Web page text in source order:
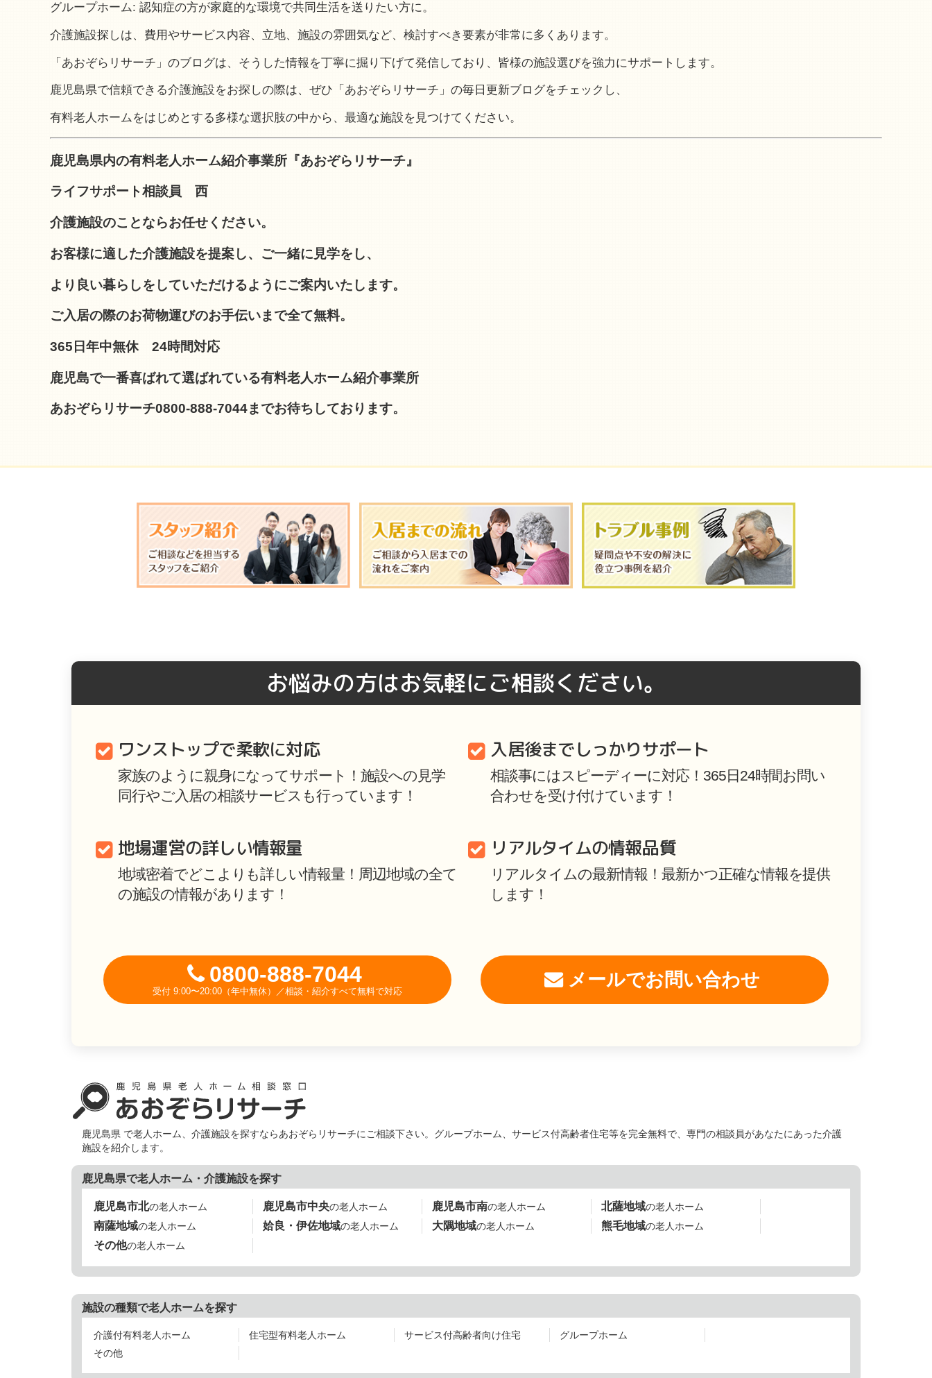
グループホーム: 認知症の方が家庭的な環境で共同生活を送りたい方に。
介護施設探しは、費用やサービス内容、立地、施設の雰囲気など、検討すべき要素が非常に多くあります。
「あおぞらリサーチ」のブログは、そうした情報を丁寧に掘り下げて発信しており、皆様の施設選びを強力にサポートします。
鹿児島県で信頼できる介護施設をお探しの際は、ぜひ「あおぞらリサーチ」の毎日更新ブログをチェックし、
有料老人ホームをはじめとする多様な選択肢の中から、最適な施設を見つけてください。
鹿児島県内の有料老人ホーム紹介事業所『あおぞらリサーチ』
ライフサポート相談員 西
介護施設のことならお任せください。
お客様に適した介護施設を提案し、ご一緒に見学をし、
より良い暮らしをしていただけるようにご案内いたします。
ご入居の際のお荷物運びのお手伝いまで全て無料。
365日年中無休 24時間対応
鹿児島で一番喜ばれて選ばれている有料老人ホーム紹介事業所
あおぞらリサーチ0800-888-7044までお待ちしております。
お悩みの方はお気軽にご相談ください。
ワンストップで柔軟に対応
家族のように親身になってサポート！施設への見学
同行やご入居の相談サービスも行っています！
入居後までしっかりサポート
相談事にはスピーディーに対応！365日24時間お問い
合わせを受け付けています！
地場運営の詳しい情報量
地域密着でどこよりも詳しい情報量！周辺地域の全て
の施設の情報があります！
リアルタイムの情報品質
リアルタイムの最新情報！最新かつ正確な情報を提供
します！
0800-888-7044
受付 9:00〜20:00（年中無休）／相談・紹介すべて無料で対応
メールでお問い合わせ
鹿児島県 で老人ホーム、介護施設を探すならあおぞらリサーチにご相談下さい。グループホーム、サービス付高齢者住宅等を完全無料で、専門の相談員があなたにあった介護
施設を紹介します。
鹿児島県で老人ホーム・介護施設を探す
鹿児島市北の老人ホーム 鹿児島市中央の老人ホーム 鹿児島市南の老人ホーム 北薩地域の老人ホーム
南薩地域の老人ホーム 姶良・伊佐地域の老人ホーム 大隅地域の老人ホーム 熊毛地域の老人ホーム
その他の老人ホーム
施設の種類で老人ホームを探す
介護付有料老人ホーム 住宅型有料老人ホーム サービス付高齢者向け住宅
グループホーム
その他